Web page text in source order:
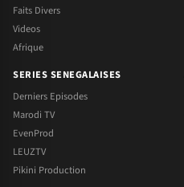
Faits Divers
Videos
Afrique
SERIES SENEGALAISES
Derniers Episodes
Marodi TV
EvenProd
LEUZTV
Pikini Production